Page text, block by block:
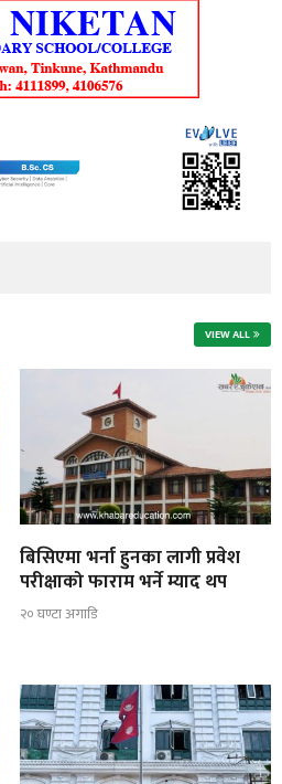
VIEW ALL
बिसिएमा भर्ना हुनका लागी प्रवेश
परीक्षाको फाराम भर्ने म्याद थप
२० घण्टा अगाडि